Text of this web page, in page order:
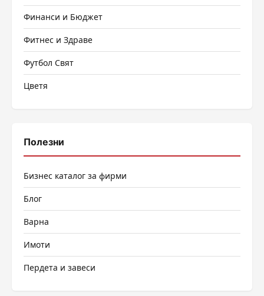
Финанси и Бюджет
Фитнес и Здраве
Футбол Свят
Цветя
Полезни
Бизнес каталог за фирми
Блог
Варна
Имоти
Пердета и завеси